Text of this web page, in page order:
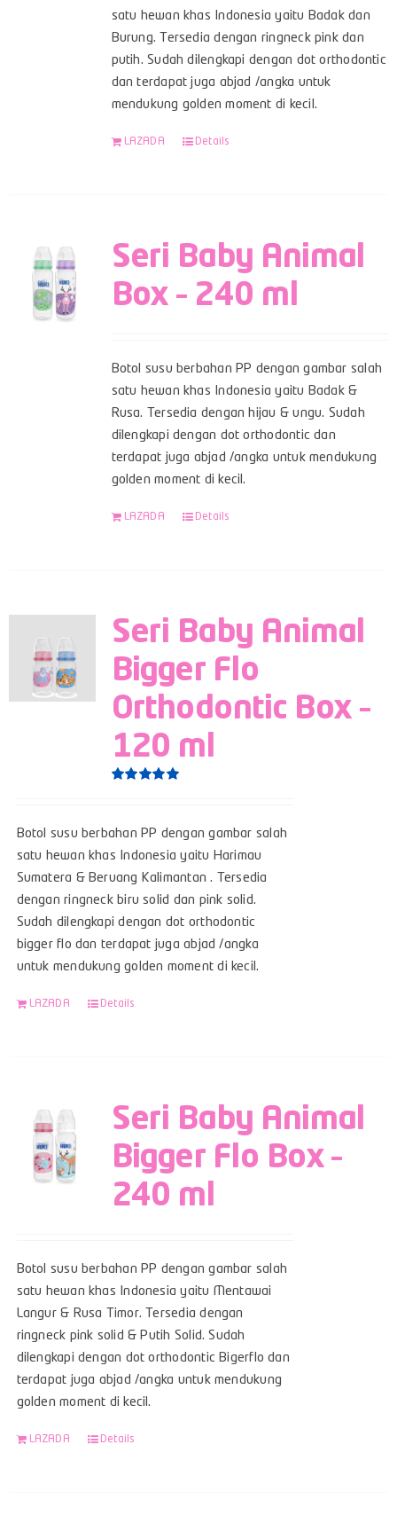
satu hewan khas Indonesia yaitu Badak dan
Burung. Tersedia dengan ringneck pink dan
putih. Sudah dilengkapi dengan dot orthodontic
dan terdapat juga abjad /angka untuk
mendukung golden moment di kecil.
LAZADA Details
Seri Baby Animal
Box – 240 ml
Botol susu berbahan PP dengan gambar salah
satu hewan khas Indonesia yaitu Badak &
Rusa. Tersedia dengan hijau & ungu. Sudah
dilengkapi dengan dot orthodontic dan
terdapat juga abjad /angka untuk mendukung
golden moment di kecil.
LAZADA Details
Seri Baby Animal
Bigger Flo
Orthodontic Box –
120 ml
Botol susu berbahan PP dengan gambar salah
satu hewan khas Indonesia yaitu Harimau
Sumatera & Beruang Kalimantan . Tersedia
dengan ringneck biru solid dan pink solid.
Sudah dilengkapi dengan dot orthodontic
bigger flo dan terdapat juga abjad /angka
untuk mendukung golden moment di kecil.
LAZADA Details
Seri Baby Animal
Bigger Flo Box –
240 ml
Botol susu berbahan PP dengan gambar salah
satu hewan khas Indonesia yaitu Mentawai
Langur & Rusa Timor. Tersedia dengan
ringneck pink solid & Putih Solid. Sudah
dilengkapi dengan dot orthodontic Bigerflo dan
terdapat juga abjad /angka untuk mendukung
golden moment di kecil.
LAZADA Details